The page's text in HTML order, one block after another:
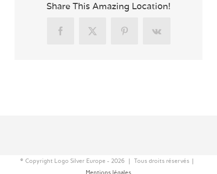
Share This Amazing Location!
FacebookX PinterestVk
© Copyright Logo Silver Europe - 2026 | Tous droits réservés |
Mentions légales